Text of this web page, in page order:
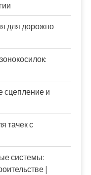
для дорожно-
сцепление и
тачек с
системы:
|